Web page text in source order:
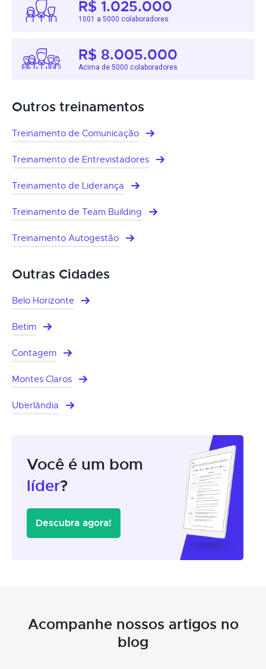
R$ 1.025.000
1001 a 5000 colaboradores
R$ 8.005.000
Acima de 5000 colaboradores
Outros treinamentos
Treinamento de Comunicação
Treinamento de Entrevistadores
Treinamento de Liderança
Treinamento de Team Building
Treinamento Autogestão
Outras Cidades
Belo Horizonte
Betim
Contagem
Montes Claros
Uberlândia
Você é um bom
líder?
Descubra agora!
Acompanhe nossos artigos no
blog